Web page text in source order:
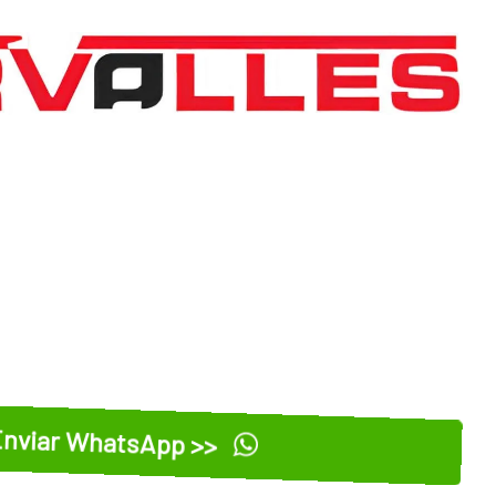
WhatsApp >>